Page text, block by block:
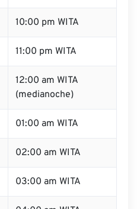
10:00 pm WITA
11:00 pm WITA
12:00 am WITA
(medianoche)
01:00 am WITA
02:00 am WITA
03:00 am WITA